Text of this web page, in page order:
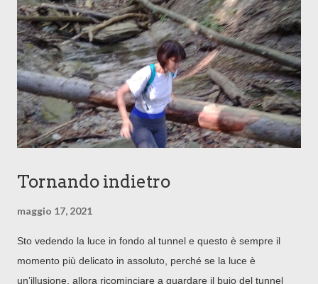
Tornando indietro
maggio 17, 2021
Sto vedendo la luce in fondo al tunnel e questo è sempre il
momento più delicato in assoluto, perché se la luce è
un’illusione, allora ricominciare a guardare il buio del tunnel